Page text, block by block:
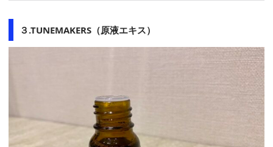
３.TUNEMAKERS（原液エキス）